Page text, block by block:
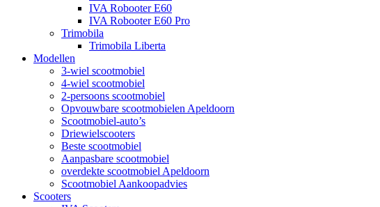
IVA Robooter E60
IVA Robooter E60 Pro
Trimobila
Trimobila Liberta
Modellen
3-wiel scootmobiel
4-wiel scootmobiel
2-persoons scootmobiel
Opvouwbare scootmobielen Apeldoorn
Scootmobiel-auto’s
Driewielscooters
Beste scootmobiel
Aanpasbare scootmobiel
overdekte scootmobiel Apeldoorn
Scootmobiel Aankoopadvies
Scooters